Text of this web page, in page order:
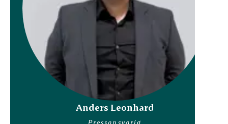
Anders Leonhard
Pressansvarig